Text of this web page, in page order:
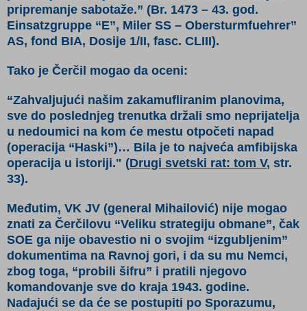
pripremanje sabotaže.” (Br. 1473 – 43. god.
Einsatzgruppe “E”, Miler SS – Obersturmfuehrer”
AS, fond BIA, Dosije 1/II, fasc. CLIII).
Tako je Čerčil mogao da oceni:
“Zahvaljujući našim zakamufliranim planovima,
sve do poslednjeg trenutka držali smo neprijatelja
u nedoumici na kom će mestu otpočeti napad
(operacija “Haski”)… Bila je to najveća amfibijska
operacija u istoriji." (Drugi svetski rat: tom V, str.
33).
Međutim, VK JV (general Mihailović) nije mogao
znati za Čerčilovu “Veliku strategiju obmane”, čak
SOE ga nije obavestio ni o svojim “izgubljenim”
dokumentima na Ravnoj gori, i da su mu Nemci,
zbog toga, “probili šifru” i pratili njegovo
komandovanje sve do kraja 1943. godine.
Nadajući se da će se postupiti po Sporazumu,